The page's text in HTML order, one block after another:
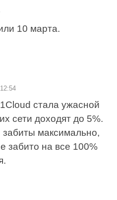
10 марта.
стала ужасной
сети доходят до 5%.
забиты максимально,
забито на все 100%